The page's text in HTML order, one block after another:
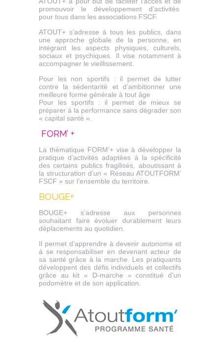
promouvoir le développement d’activités
pour tous dans les associations FSCF.
ATOUT+ s’adresse à tous les publics, dans
une approche globale de la personne, en
intégrant les aspects physiques, culturels,
sociaux et psychiques. Il vise notamment à
accompagner le vieillissement.
Pour les non sportifs : il permet de lutter
contre la sédentarité et d’ambitionner une
meilleure forme générale à tout âge
Pour les sportifs : il permet de mieux se
préparer à la performance sans dégrader son
« capital santé ».
FORM’ +
La thématique FORM’+ vise à développer la
pratique d’activités adaptées à la spécificité
des certains publics fragilisés, aboutissant à
la structuration d’un « Réseau ATOUTFORM’
FSCF » sur l’ensemble du territoire.
BOUGE+
BOUGE+ s’adresse aux personnes
souhaitant faire évoluer durablement leurs
déplacements au quotidien.
Il permet d’apprendre à devenir autonome et
à se responsabiliser en devenant acteur de
sa santé grâce à la marche. Les pratiquants
développent des défis individuels et collectifs
grâce au kit « D-marche » constitué d’un
podomètre et de son application.